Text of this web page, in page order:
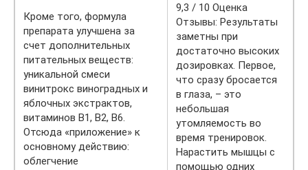
Кроме того, формула
препарата улучшена за
счет дополнительных
питательных веществ:
уникальной смеси
винитрокс виноградных и
яблочных экстрактов,
витаминов B1, B2, B6.
Отсюда «приложение» к
основному действию:
облегчение
9,3 / 10 Оценка
Отзывы: Результаты
заметны при
достаточно высоких
дозировках. Первое,
что сразу бросается
в глаза, – это
небольшая
утомляемость во
время тренировок.
Нарастить мышцы с
помощью одних